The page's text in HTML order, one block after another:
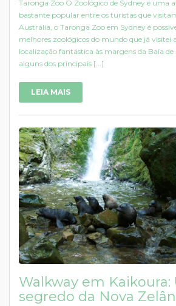
Taronga Zoo O Zoológico de Sydney é uma
bastante popular entre os turistas que
Austrália, o Taronga Zoo em Sydney é
melhores zoológicos do mundo que já visitei
localização fantástica às margens da Baía
alguns dos principais [...]
LEIA MAIS
Walkway em Kaikoura:
segredo da Nova